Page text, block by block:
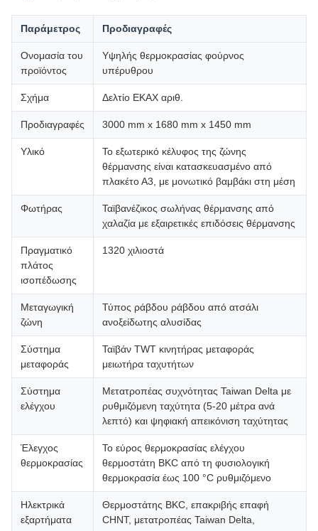
Παράμετρος Προδιαγραφές
Ονομασία του
προϊόντος
Υψηλής θερμοκρασίας φούρνος
υπέρυθρου
Σχήμα Δελτίο ΕΚΑΧ αριθ.
Προδιαγραφές 3000 mm x 1680 mm x 1450 mm
Υλικό
Το εξωτερικό κέλυφος της ζώνης
θέρμανσης είναι κατασκευασμένο από
πλακέτο Α3, με μονωτικό βαμβάκι στη μέση
Φωτήρας
Ταϊβανέζικος σωλήνας θέρμανσης από
χαλαζία με εξαιρετικές επιδόσεις θέρμανσης
Πραγματικό
πλάτος
ισοπέδωσης
1320 χιλιοστά
Μεταγωγική
ζώνη
Τύπος ράβδου ράβδου από ατσάλι
ανοξείδωτης αλυσίδας
Σύστημα
μεταφοράς
Ταϊβάν TWT κινητήρας μεταφοράς
μειωτήρα ταχυτήτων
Σύστημα
ελέγχου
Μετατροπέας συχνότητας Taiwan Delta με
ρυθμιζόμενη ταχύτητα (5-20 μέτρα ανά
λεπτό) και ψηφιακή απεικόνιση ταχύτητας
Έλεγχος
θερμοκρασίας
Το εύρος θερμοκρασίας ελέγχου
θερμοστάτη BKC από τη φυσιολογική
θερμοκρασία έως 100 °C ρυθμιζόμενο
Ηλεκτρικά
εξαρτήματα
Θερμοστάτης BKC, επακριβής επαφή
CHNT, μετατροπέας Taiwan Delta,